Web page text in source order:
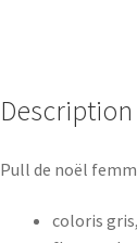
Description
Pull de noël
coloris